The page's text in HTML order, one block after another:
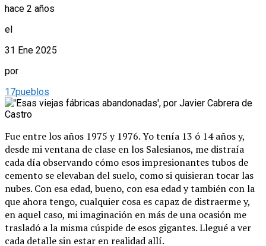
hace 2 años
el
31 Ene 2025
por
17pueblos
Fue entre los años 1975 y 1976. Yo tenía 13 ó 14 años y,
desde mi ventana de clase en los Salesianos, me distraía
cada día observando cómo esos impresionantes tubos de
cemento se elevaban del suelo, como si quisieran tocar las
nubes. Con esa edad, bueno, con esa edad y también con la
que ahora tengo, cualquier cosa es capaz de distraerme y,
en aquel caso, mi imaginación en más de una ocasión me
trasladó a la misma cúspide de esos gigantes. Llegué a ver
cada detalle sin estar en realidad allí.